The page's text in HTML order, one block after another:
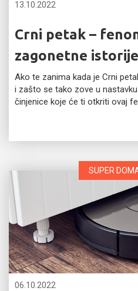
13.10.2022
Crni petak –
zagonetne istorije
Ako te zanima kada je Crni
i zašto se tako zove u
činjenice koje će ti otkriti ovaj
SUPER
06.10.2022